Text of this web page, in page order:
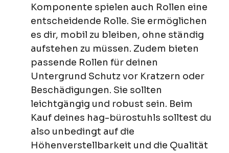
Komponente spielen auch Rollen eine
entscheidende Rolle. Sie ermöglichen
es dir, mobil zu bleiben, ohne ständig
aufstehen zu müssen. Zudem bieten
passende Rollen für deinen
Untergrund Schutz vor Kratzern oder
Beschädigungen. Sie sollten
leichtgängig und robust sein. Beim
Kauf deines hag-bürostuhls solltest du
also unbedingt auf die
Höhenverstellbarkeit und die Qualität